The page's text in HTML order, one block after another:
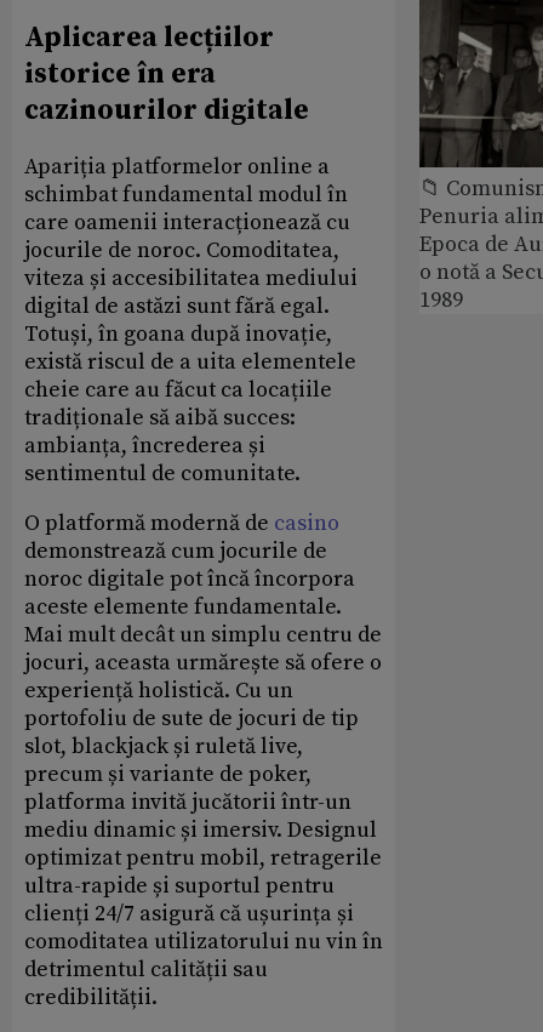
Aplicarea lecțiilor
istorice în era
cazinourilor digitale
Apariția platformelor online a
schimbat fundamental modul în
care oamenii interacționează cu
jocurile de noroc. Comoditatea,
viteza și accesibilitatea mediului
digital de astăzi sunt fără egal.
Totuși, în goana după inovație,
există riscul de a uita elementele
cheie care au făcut ca locațiile
tradiționale să aibă succes:
ambianța, încrederea și
sentimentul de comunitate.
O platformă modernă de casino
demonstrează cum jocurile de
noroc digitale pot încă încorpora
aceste elemente fundamentale.
Mai mult decât un simplu centru de
jocuri, aceasta urmărește să ofere o
experiență holistică. Cu un
portofoliu de sute de jocuri de tip
slot, blackjack și ruletă live,
precum și variante de poker,
platforma invită jucătorii într-un
mediu dinamic și imersiv. Designul
optimizat pentru mobil, retragerile
ultra-rapide și suportul pentru
clienți 24/7 asigură că ușurința și
comoditatea utilizatorului nu vin în
detrimentul calității sau
credibilității.
📁
Penuria
Epoca de
o notă a
1989